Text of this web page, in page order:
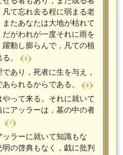
て忘れ去る程に弱まる老
たあなたは大地が枯れて
がわれが一度それに雨を
動し膨らんで，凡ての植
。 ﴾ 5 ﴿
あり，死者に生を与え，
られるからである。 ﴾ 6 ﴿
って来る。それに就いて
アッラーは，墓の中の者
﴾ 7 ﴿
ラーに就いて知識もな
の啓典もなく，戯に批判